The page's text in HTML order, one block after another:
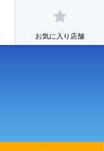
お気に入り店舗